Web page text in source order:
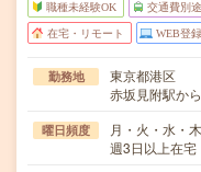
職種未経験OK 交通費別
在宅・リモート WEB登
勤務地
東京都港区
赤坂見附駅か
曜日頻度
月・火・水・
週3日以上在宅